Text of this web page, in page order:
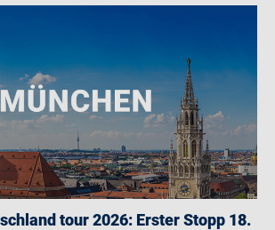
tour 2026: Erster Stopp 18.